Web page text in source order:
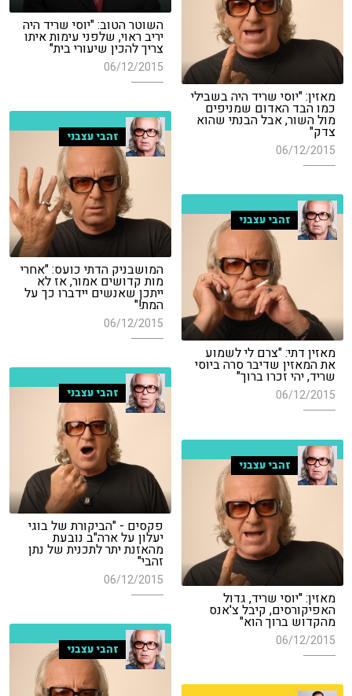
השוטר הטוב: "יוסי שריד היה
יריב ראוי, שלפני עימות איתו
צריך להכין שיעורי בית"
06/12/2015
מאזין: "יוסי שריד היה בשבילי
כמו הבד האדום שמניפים
מול השור, אבל הבנתי שהוא
צדק"
06/12/2015
זהבי עצבני
המושבניק הדתי כועס: "אחרי
מות קדושים אמור, אז לא
ייתכן שאנשים יידברו כך על
המת!"
06/12/2015
זהבי עצבני
מאזין דתי: "צרם לי לשמוע
את המאזין שדיבר סרה ביוסי
שריד, יהי זכרו ברוך"
06/12/2015 זהבי עצבני
פקסים - "הביקורת של בוגי
יעלון על ארה"ב נובעת
מהאזנת יתר לתכנית של נתן
זהבי"
06/12/2015
זהבי עצבני
מאזין: "יוסי שריד, גדול
האפיקורסים, קיבל צ'אנס
מהקדוש ברוך הוא"
06/12/2015
זהבי עצבני